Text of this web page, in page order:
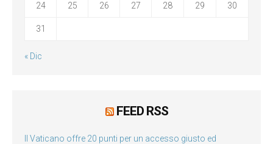
24 25 26 27 28 29 30
31
« Dic
FEED RSS
Il Vaticano offre 20 punti per un accesso giusto ed